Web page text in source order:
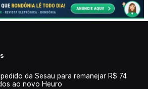
da Sesau para remanejar R$ 74
ao novo Heuro